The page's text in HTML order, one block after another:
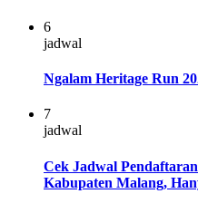
6
jadwal
Ngalam Heritage Run
7
jadwal
Cek Jadwal
Kabupaten Malang,